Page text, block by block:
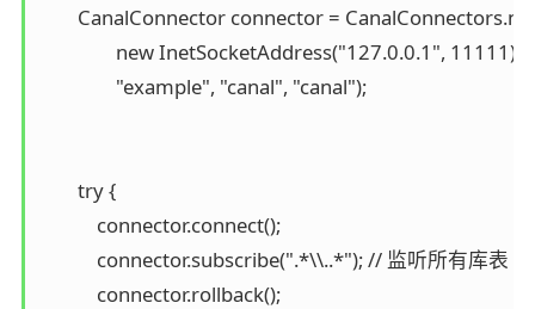
CanalConnector connector =
                new InetSocketAddress("127.0.0.1", 11111),
                "example", "canal", "canal");
        try {
            connector.connect();
            connector.subscribe(".*\\..*"); // 监听所有库表
            connector.rollback();